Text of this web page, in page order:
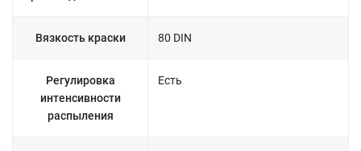
Вязкость краски 80 DIN
Регулировка
интенсивности
распыления
Есть